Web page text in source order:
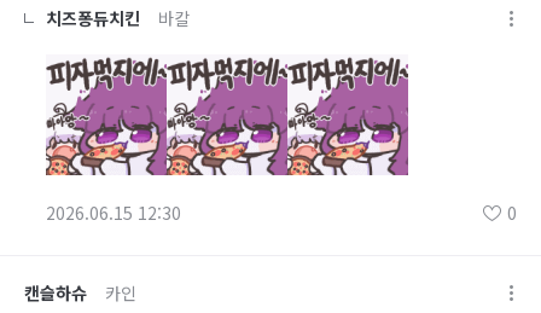
치즈퐁듀치킨 바칼
2026.06.15 12:30 0
캔슬하슈 카인